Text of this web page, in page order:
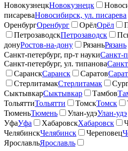
НовокузнецкНовокузнецк
писареваНовосибирск, ул. писарева
ОренбургОренбург ОрёлОрёл
ПетрозаводскПетрозаводск
донуРостов-на-дону РязаньРязань
Санкт-петербург, пр-т наукиСанкт-
Санкт-петербург, ул. типанова
СаранскСаранск Саратов
СтерлитамакСтерлитамак
СыктывкарСыктывкар Тамбов
ТольяттиТольятти ТомскТомск
ТюменьТюмень Улан-удэУлан-удэ
УфаУфа ХабаровскХабаровск
ЧелябинскЧелябинск Череповец
ЯрославльЯрославль